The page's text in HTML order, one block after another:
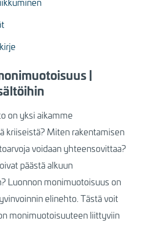
|
on yksi aikamme
kriiseistä? Miten rakentamisen
voidaan yhteensovittaa?
päästä alkuun
Luonnon monimuotoisuus on
elinehto. Tästä voit
monimuotoisuuteen liittyviin